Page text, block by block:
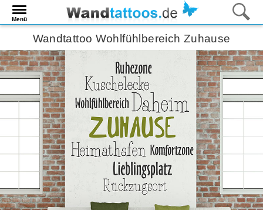
Menü
Wandtattoo Wohlfühlbereich Zuhause